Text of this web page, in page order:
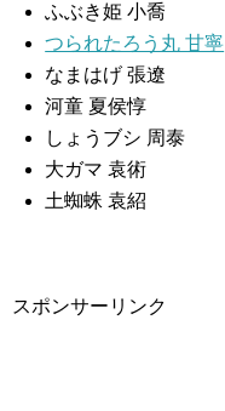
ふぶき姫 小喬
つられたろう丸 甘寧
なまはげ 張遼
河童 夏侯惇
しょうブシ 周泰
大ガマ 袁術
土蜘蛛 袁紹
スポンサーリンク